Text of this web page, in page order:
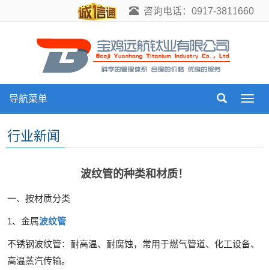
咨询电话：0917-3811660
导
导航菜单
行业新闻
波纹管的‌种类‌和‌材质！
一、按材质分类‌
1、金属波纹管‌
不锈钢波纹管‌：耐高温、耐腐蚀，常用于燃气管道、化工设备、
高温蒸汽传输。